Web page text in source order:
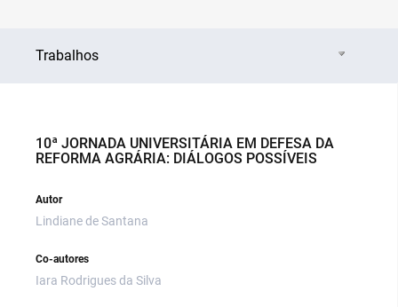
Trabalhos
10ª JORNADA UNIVERSITÁRIA EM DEFESA DA
REFORMA AGRÁRIA: DIÁLOGOS POSSÍVEIS
Autor
Lindiane de Santana
Co-autores
Iara Rodrigues da Silva